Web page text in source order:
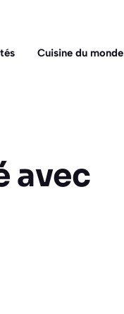
Cuisine du monde
avec